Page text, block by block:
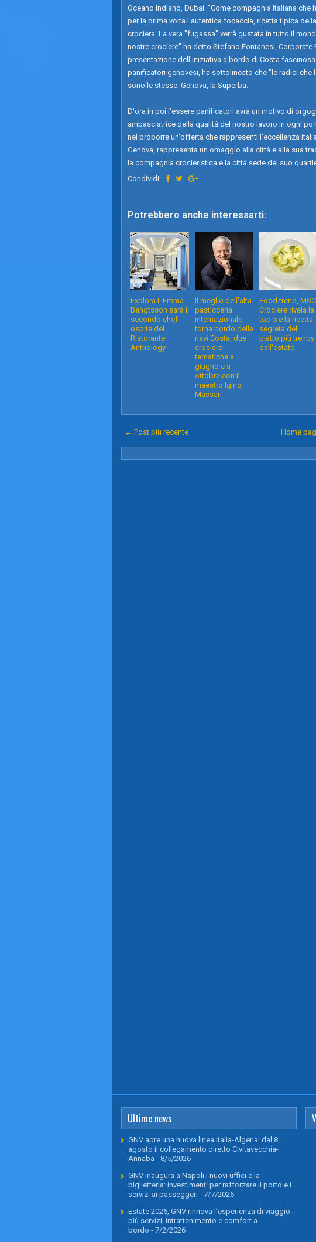
Oceano Indiano, Dubai. "Come compagnia italiana
per la prima volta l'autentica focaccia, ricetta tipica
crociera. La vera "fugassa" verrà gustata in tutto il
nostre crociere" ha detto Stefano Fontanesi, Corporate
presentazione dell'iniziativa a bordo di Costa
panificatori genovesi, ha sottolineato che "le radici che
sono le stesse: Genova, la Superba.
D'ora in poi l'essere panificatori avrà un motivo di
ambasciatrice della qualità del nostro lavoro in ogni
nel proporre un'offerta che rappresenti l'eccellenza
Genova, rappresenta un omaggio alla città e alla sua
la compagnia crocieristica e la città sede del suo
Condividi:
Potrebbero anche interessarti:
Explora I: Emma
Bengtsson sarà il
secondo chef
ospite del
Ristorante
Anthology
Il meglio dell'alta
pasticceria
internazionale
torna bordo delle
navi Costa, due
crociere
tematiche a
giugno e a
ottobre con il
maestro Igino
Massari
Food trend, MSC
Crociere rivela la
top 5 e la ricetta
segreta del
piatto più trendy
dell'estate
← Post più recente Home
Ultime news
GNV apre una nuova linea Italia-Algeria: dal 8
agosto il collegamento diretto Civitavecchia-
Annaba - 8/5/2026
GNV inaugura a Napoli i nuovi uffici e la
biglietteria: investimenti per rafforzare il porto e i
servizi ai passeggeri - 7/7/2026
Estate 2026, GNV rinnova l’esperienza di viaggio:
più servizi, intrattenimento e comfort a
bordo - 7/2/2026